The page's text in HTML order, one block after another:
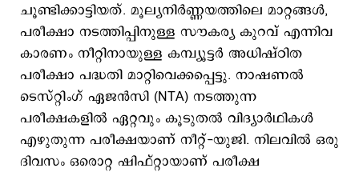
ചൂണ്ടിക്കാട്ടിയത്. മൂല്യനിർണ്ണയത്തിലെ മാറ്റങ്ങൾ,
പരീക്ഷാ നടത്തിപ്പിനുള്ള സൗകര്യ കുറവ് എന്നിവ
കാരണം നീറ്റിനായുള്ള കമ്പ്യൂട്ടർ അധിഷ്ഠിത
പരീക്ഷാ പദ്ധതി മാറ്റിവെക്കപ്പെട്ടു. നാഷണൽ
ടെസ്റ്റിംഗ് ഏജൻസി (NTA) നടത്തുന്ന
പരീക്ഷകളിൽ ഏറ്റവും കൂടുതൽ വിദ്യാര്‍ഥികള്‍
എഴുതുന്ന പരീക്ഷയാണ് നീറ്റ്-യുജി. നിലവിൽ ഒരു
ദിവസം ഒരൊറ്റ ഷിഫ്റ്റായാണ് പരീക്ഷ